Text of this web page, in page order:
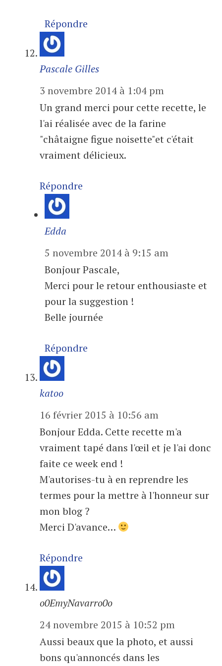
Répondre
Pascale Gilles
3 novembre 2014 à 1:04 pm
Un grand merci pour cette recette, le
l'ai réalisée avec de la farine
"châtaigne figue noisette"et c'était
vraiment délicieux.
Répondre
Edda
5 novembre 2014 à 9:15 am
Bonjour Pascale,
Merci pour le retour enthousiaste et
pour la suggestion !
Belle journée
Répondre
katoo
16 février 2015 à 10:56 am
Bonjour Edda. Cette recette m'a
vraiment tapé dans l'œil et je l'ai donc
faite ce week end !
M'autorises-tu à en reprendre les
termes pour la mettre à l'honneur sur
mon blog ?
Merci D'avance…
Répondre
o0EmyNavarro0o
24 novembre 2015 à 10:52 pm
Aussi beaux que la photo, et aussi
bons qu'annoncés dans les